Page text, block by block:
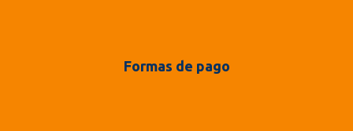
Formas de pago